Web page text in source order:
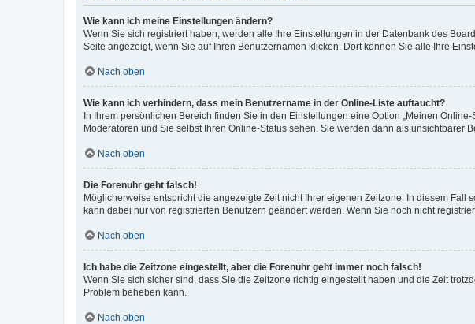
Wie kann ich meine Einstellungen ändern?
Wenn Sie sich registriert haben, werden alle Ihre Einstellungen in der Datenbank des
Seite angezeigt, wenn Sie auf Ihren Benutzernamen klicken. Dort können Sie alle Ihre
Nach oben
Wie kann ich verhindern, dass mein Benutzername in der Online-Liste auftaucht?
In Ihrem persönlichen Bereich finden Sie in den Einstellungen eine Option „Meinen
Moderatoren und Sie selbst Ihren Online-Status sehen. Sie werden dann als unsichtbarer
Nach oben
Die Forenuhr geht falsch!
Möglicherweise entspricht die angezeigte Zeit nicht Ihrer eigenen Zeitzone. In diesem Fall
kann dabei nur von registrierten Benutzern geändert werden. Wenn Sie noch nicht
Nach oben
Ich habe die Zeitzone eingestellt, aber die Forenuhr geht immer noch falsch!
Wenn Sie sich sicher sind, dass Sie die Zeitzone richtig eingestellt haben und die Zeit
Problem beheben kann.
Nach oben